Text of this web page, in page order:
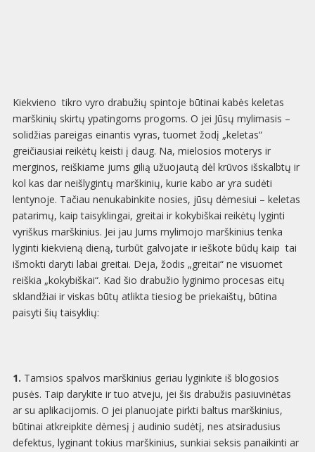
Kiekvieno tikro vyro drabužių spintoje būtinai kabės keletas
marškinių skirtų ypatingoms progoms. O jei Jūsų mylimasis –
solidžias pareigas einantis vyras, tuomet žodį „keletas“
greičiausiai reikėtų keisti į daug. Na, mielosios moterys ir
merginos, reiškiame jums gilią užuojautą dėl krūvos išskalbtų ir
kol kas dar neišlygintų marškinių, kurie kabo ar yra sudėti
lentynoje. Tačiau nenukabinkite nosies, jūsų dėmesiui – keletas
patarimų, kaip taisyklingai, greitai ir kokybiškai reikėtų lyginti
vyriškus marškinius. Jei jau Jums mylimojo marškinius tenka
lyginti kiekvieną dieną, turbūt galvojate ir ieškote būdų kaip tai
išmokti daryti labai greitai. Deja, žodis „greitai“ ne visuomet
reiškia „kokybiškai“. Kad šio drabužio lyginimo procesas eitų
sklandžiai ir viskas būtų atlikta tiesiog be priekaištų, būtina
paisyti šių taisyklių:
1. Tamsios spalvos marškinius geriau lyginkite iš blogosios
pusės. Taip darykite ir tuo atveju, jei šis drabužis pasiuvinėtas
ar su aplikacijomis. O jei planuojate pirkti baltus marškinius,
būtinai atkreipkite dėmesį į audinio sudėtį, nes atsiradusius
defektus, lyginant tokius marškinius, sunkiai seksis panaikinti ar